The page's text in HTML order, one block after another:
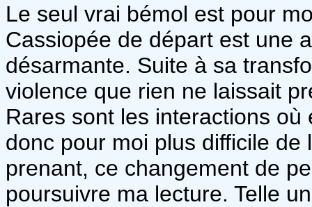
Le seul vrai bémol est pour
Cassiopée de départ est une
désarmante. Suite à sa
violence que rien ne laissait
Rares sont les interactions où
donc pour moi plus difficile
prenant, ce changement de
poursuivre ma lecture. Telle